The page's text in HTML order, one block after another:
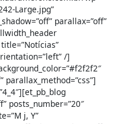
Large.jpg”
parallax=”off”
/]
parallax_method=”css”]
posts_number=”20″
j, Y”